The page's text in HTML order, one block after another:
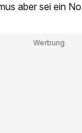
aber sei ein